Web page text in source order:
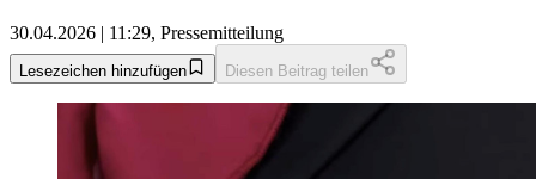
30.04.2026 | 11:29, Pressemitteilung
Lesezeichen hinzufügen Diesen Beitrag teilen